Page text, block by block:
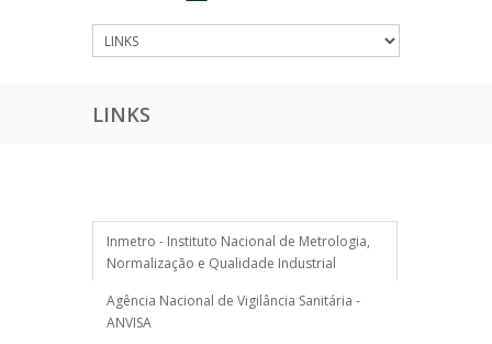
LINKS
Inmetro - Instituto Nacional de Metrologia,
Normalização e Qualidade Industrial
Agência Nacional de Vigilância Sanitária -
ANVISA